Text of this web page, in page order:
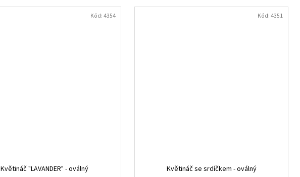
Květináč "LAVANDER" - oválný
Kód:4354
Květináč se srdíčkem - oválný
Kód:4351